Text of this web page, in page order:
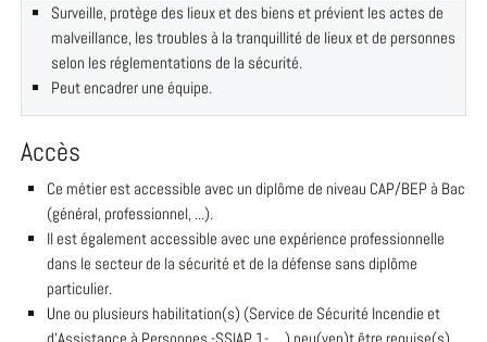
Surveille, protège des lieux et des biens et prévient les actes de
malveillance, les troubles à la tranquillité de lieux et de personnes
selon les réglementations de la sécurité.
Peut encadrer une équipe.
Accès
Ce métier est accessible avec un diplôme de niveau CAP/BEP à Bac
(général, professionnel, ...).
Il est également accessible avec une expérience professionnelle
dans le secteur de la sécurité et de la défense sans diplôme
particulier.
Une ou plusieurs habilitation(s) (Service de Sécurité Incendie et